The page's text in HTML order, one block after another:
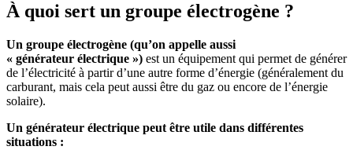
À quoi sert un groupe électrogène ?
Un groupe électrogène (qu’on appelle aussi
« générateur électrique ») est un équipement qui permet de générer
de l’électricité à partir d’une autre forme d’énergie (généralement du
carburant, mais cela peut aussi être du gaz ou encore de l’énergie
solaire).
Un générateur électrique peut être utile dans différentes
situations :